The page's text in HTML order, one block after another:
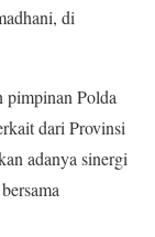
di
pimpinan Polda
dari Provinsi
adanya sinergi